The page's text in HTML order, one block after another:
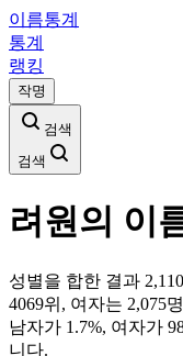
이름통계
통계
랭킹
작명
검색
검색
려원의 이
성별을 합한 결과
4069위, 여자는 2,075
남자가 1.7%, 여자가
니다.